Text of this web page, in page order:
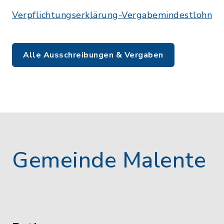
Verpflichtungserklärung-Vergabemindestlohn
Alle Ausschreibungen & Vergaben
Gemeinde Malente